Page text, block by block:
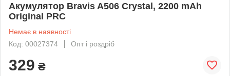
Акумулятор Bravis A506 Crystal, 2200 mAh
Original PRC
Немає в наявності
Код: 00027374
Опт і роздріб
329 ₴